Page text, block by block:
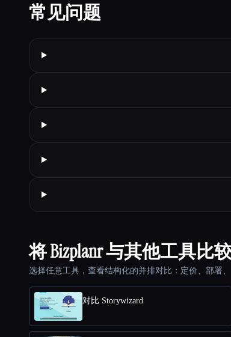
常见问题
将 Bizplanr 与其他工具比
选择任意工具，查看结构化的并排对比：定价、部署、
对比 Storywizard